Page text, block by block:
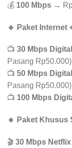
💰 100 Mbps →
🔹 Paket Internet
📺 30 Mbps
Pasang Rp50.000)
📺 50 Mbps
Pasang Rp50.000)
📺 100 Mbps
🔹 Paket Khusus
🎬 30 Mbps